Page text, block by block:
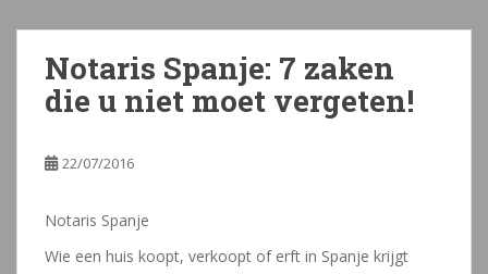
Notaris Spanje: 7 zaken
die u niet moet vergeten!
22/07/2016
Notaris Spanje
Wie een huis koopt, verkoopt of erft in Spanje krijgt